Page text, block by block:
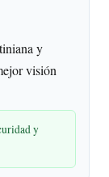
y
visión
y